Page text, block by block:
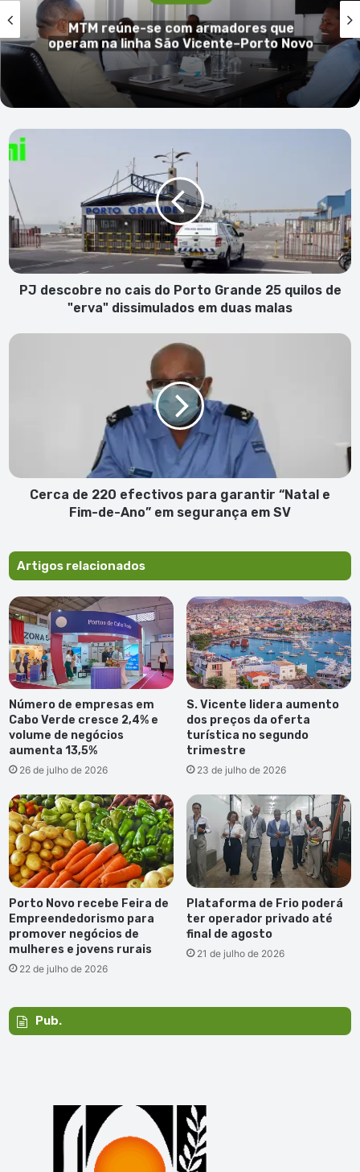
Jorge Spencer Lima defende
transferência de competências e
espaço definitivo para a FIC em
Vicente
PJ
descobre
cais
do
Porto
Grande
25
quilos
de
em
PJ descobre no cais do Porto Grande 25 quilos de
"erva" dissimulados em duas malas
Cerca
Fim-
em
SV
Cerca de 220 efectivos para garantir “Natal e
Fim-de-Ano” em segurança em SV
Artigos relacionados
Número de empresas em
Cabo Verde cresce 2,4% e
volume de negócios
aumenta 13,5%
26 de julho de 2026
S. Vicente lidera aumento
dos preços da oferta
turística no segundo
trimestre
23 de julho de 2026
Porto Novo recebe Feira de
Empreendedorismo para
promover negócios de
mulheres e jovens rurais
22 de julho de 2026
Plataforma de Frio poderá
ter operador privado até
final de agosto
21 de julho de 2026
Pub.